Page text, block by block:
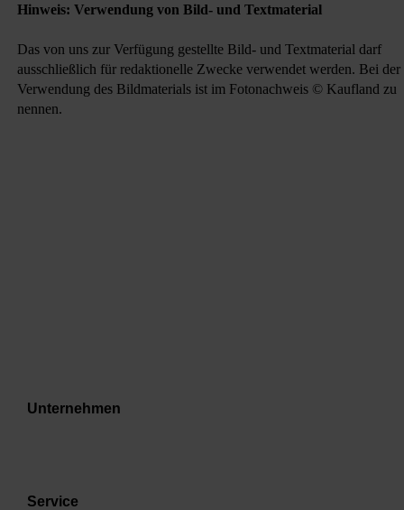
Hinweis: Verwendung von Bild- und Textmaterial
Das von uns zur Verfügung gestellte Bild- und Textmaterial darf
ausschließlich für redaktionelle Zwecke verwendet werden. Bei der
Verwendung des Bildmaterials ist im Fotonachweis © Kaufland zu
nennen.
Unternehmen
Service